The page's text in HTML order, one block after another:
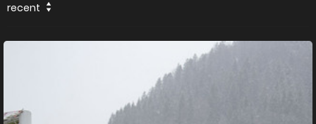
recent